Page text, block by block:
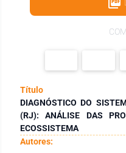
Título
DIAGNÓSTICO DO
(RJ): ANÁLISE DAS
ECOSSISTEMA
Autores: